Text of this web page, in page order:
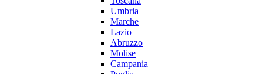
Umbria
Marche
Lazio
Abruzzo
Molise
Campania